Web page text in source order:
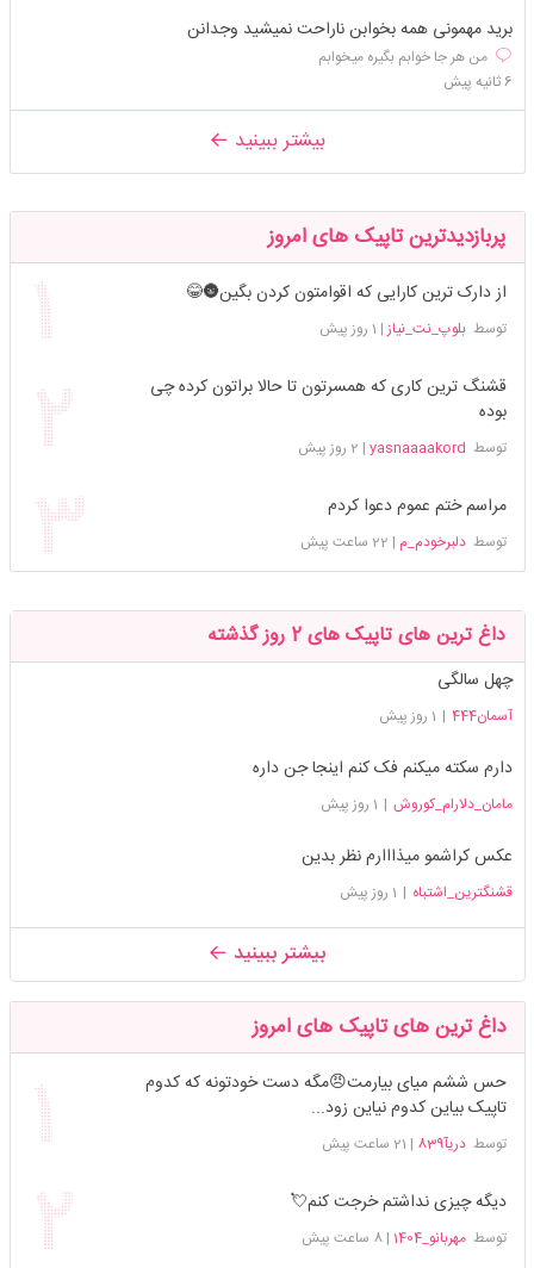
برید مهمونی همه بخوابن ناراحت نمیشید وجدانن
من هر جا خوابم بگیره میخوابم
6 ثانیه پیش
بیشتر ببینید
پربازدیدترین تاپیک های امروز
از دارک ترین کارایی که اقوامتون کردن بگین🌚😂
توسطبلوپ_نت_نیاز | 1 روز پیش
قشنگ ترین کاری که همسرتون تا حالا براتون کرده چی
بوده
توسط yasnaaaakord
| 2 روز پیش
مراسم ختم عموم دعوا کردم
توسطدلبرخودم_م | 22 ساعت پیش
داغ ترین های تاپیک های 2 روز گذشته
چهل سالگی
آسمان444 | 1 روز پیش
دارم سکته میکنم فک کنم اینجا جن داره
مامان_دلارام_کوروش | 1 روز پیش
عکس کراشمو میذااارم نظر بدین
قشنگترین_اشتباه | 1 روز پیش
بیشتر ببینید
داغ ترین های تاپیک های امروز
حس ششم میای بیارمت😠مگه دست خودتونه که کدوم
تاپیک بیاین کدوم نیاین زود...
توسطدریآ839 | 21 ساعت پیش
دیگه چیزی نداشتم خرجت کنم💘
توسطمهربانو_1404 |8 ساعت پیش